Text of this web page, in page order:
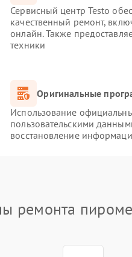
Сервисный центр Testo
качественный ремонт,
онлайн. Также
техники
Оригинальные
Использование
пользовательскими
восстановление
ремонта